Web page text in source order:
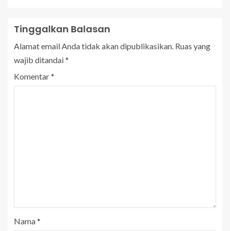
Tinggalkan Balasan
Alamat email Anda tidak akan dipublikasikan. Ruas yang
wajib ditandai*
Komentar*
Nama*